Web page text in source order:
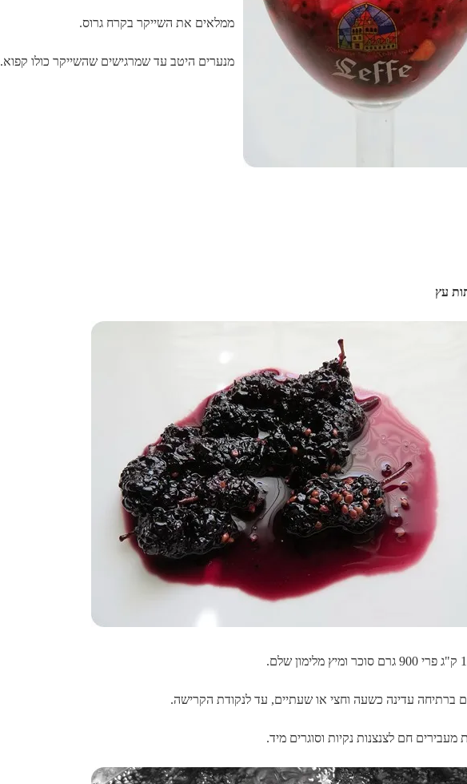
ממלאים את השייקר בקרח גרוס.
מנערים היטב עד שמרגישים שהשייקר כולו קפוא.
עץ
ברתיחה עדינה כשעה וחצי או שעתיים, עד לנקודת הקרישה.
מעבירים חם לצנצנות נקיות וסוגרים מיד.